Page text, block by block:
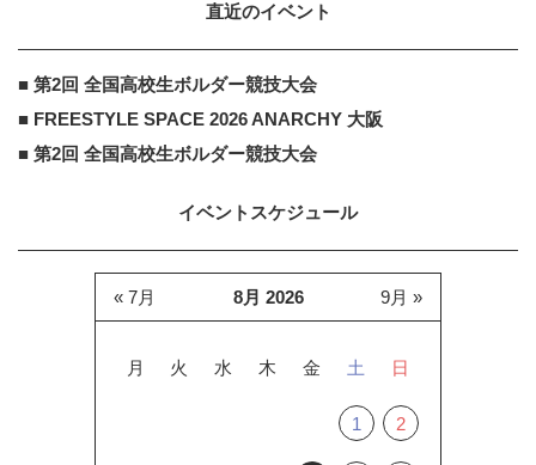
直近のイベント
■ 第2回 全国高校生ボルダー競技大会
■ FREESTYLE SPACE 2026 ANARCHY 大阪
■ 第2回 全国高校生ボルダー競技大会
イベントスケジュール
8月 2026
月 火 水 木 金 土 日
1 2
« 7月 9月 »